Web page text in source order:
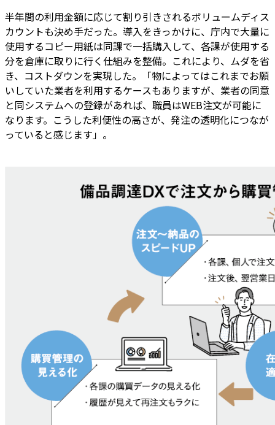
半年間の利用金額に応じて割り引きされるボリュームディス
カウントも決め手だった。導入をきっかけに、庁内で大量に
使用するコピー用紙は同課で一括購入して、各課が使用する
分を倉庫に取りに行く仕組みを整備。これにより、ムダを省
き、コストダウンを実現した。「物によってはこれまでお願
いしていた業者を利用するケースもありますが、業者の同意
と同システムへの登録があれば、職員はWEB注文が可能に
なります。こうした利便性の高さが、発注の透明化につなが
っていると感じます」。